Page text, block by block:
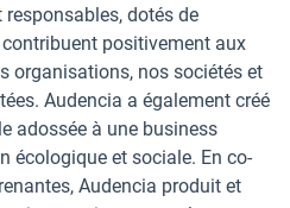
dotés de
positivement aux
organisations, nos sociétés et
Audencia a également créé
adossée à une business
écologique et sociale. En co-
Audencia produit et